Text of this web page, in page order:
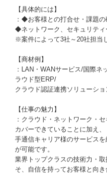
【具体的には】
：◆お客様との打合せ・課題の
◆ネットワーク、セキュリティ
※案件によって3社～20社担当
【商材例】
：LAN・WANサービス/国際ネ
ラウド型ERP/
クラウド認証連携ソリューシ
【仕事の魅力】
：クラウド・ネットワーク・
カバーできていることに加え
手通信キャリア様のサービス
が可能です。
業界トップクラスの技術力・
そ、自信を持ってお客様と向き